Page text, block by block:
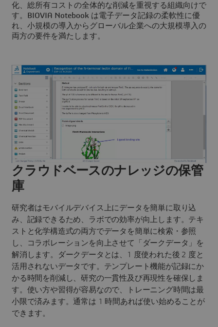
化、総所有コストの全体的な削減を重視する組織向けで
す。BIOVIA Notebook は電子データ記録の柔軟性に優
れ、小規模の導入からグローバル企業への大規模導入の
両方の要件を満たします。
クラウドベースのナレッジの保管
庫
研究者はモバイルデバイス上にデータを簡単に取り込
み、記録できるため、ラボでの効率が向上します。テキ
ストと化学構造式の両方でデータを簡単に検索・参照
し、コラボレーションを向上させて「ダークデータ」を
解消します。ダークデータとは、1 度使われた後 2 度と
活用されないデータです。テンプレート機能が記録にか
かる時間を削減し、研究の一貫性及び再現性を確保しま
す。使い方や習得が容易なので、トレーニング時間は最
小限で済みます。通常は 1 時間あれば使い始めることが
できます。